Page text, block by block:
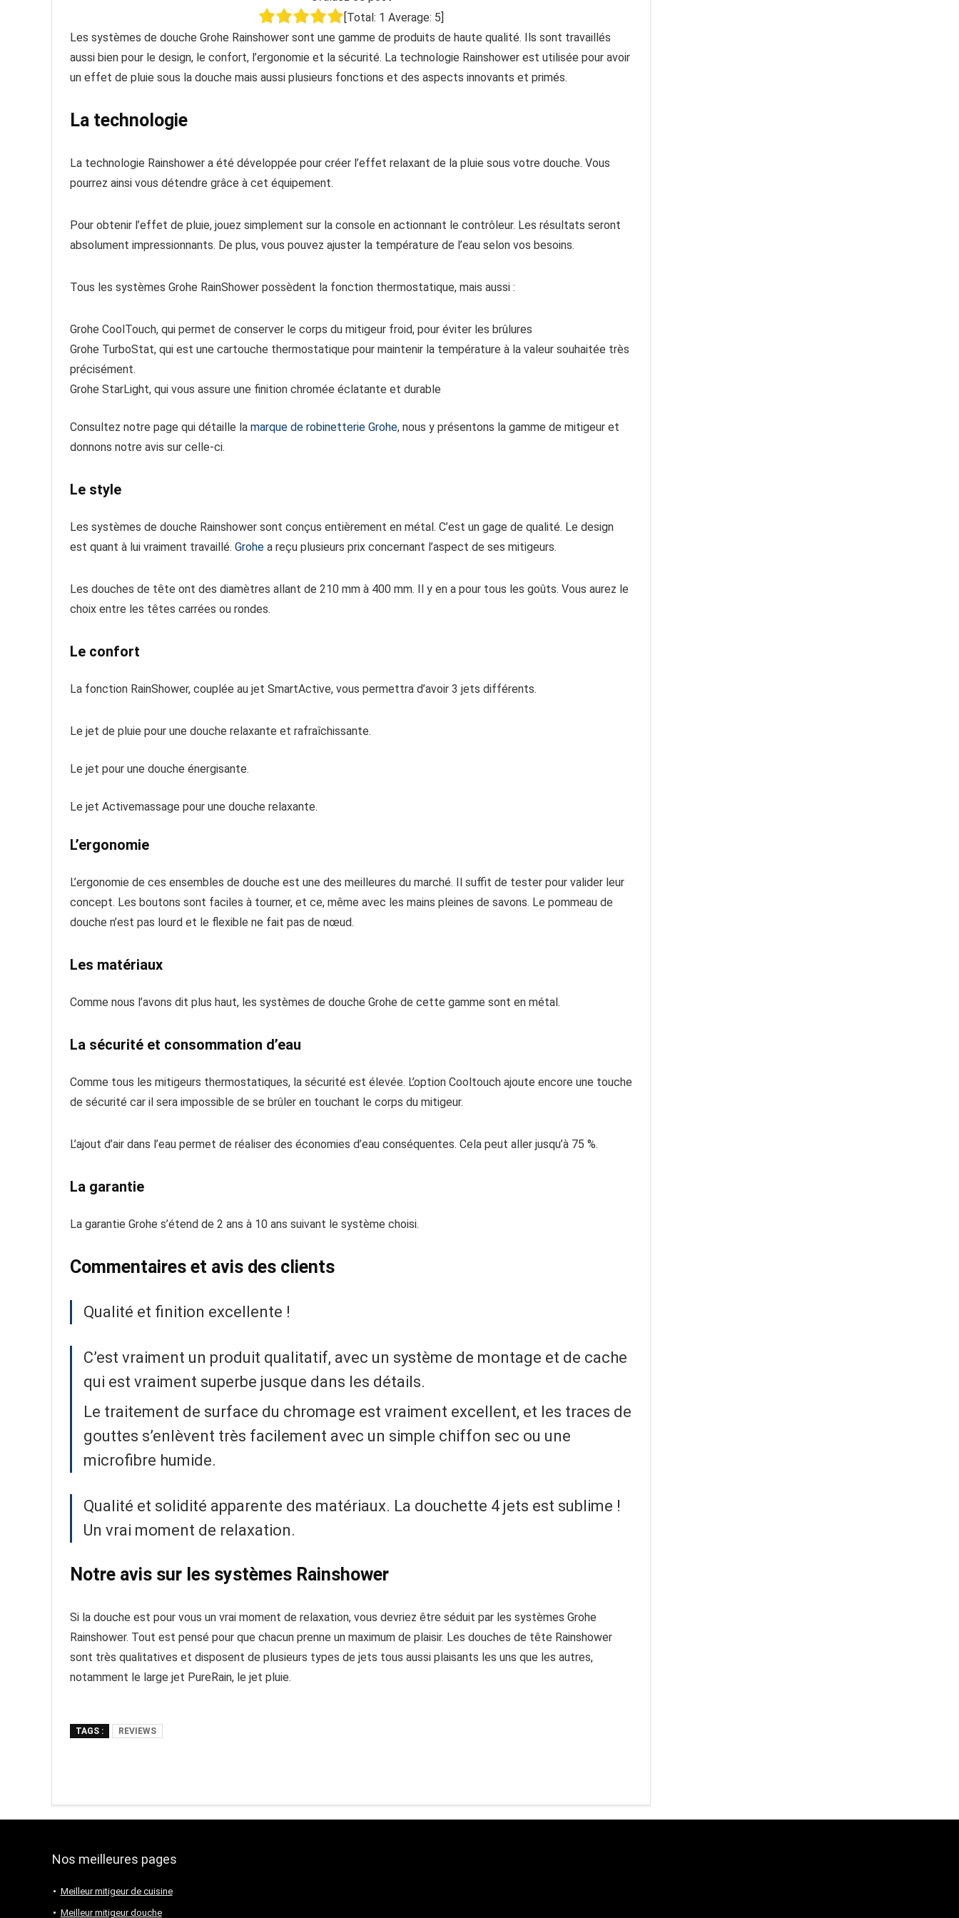
[Total: 1 Average: 5]
Les systèmes de douche Grohe Rainshower sont une gamme de produits de haute qualité. Ils sont travaillés
aussi bien pour le design, le confort, l’ergonomie et la sécurité. La technologie Rainshower est utilisée pour avoir
un effet de pluie sous la douche mais aussi plusieurs fonctions et des aspects innovants et primés.
La technologie
La technologie Rainshower a été développée pour créer l’effet relaxant de la pluie sous votre douche. Vous
pourrez ainsi vous détendre grâce à cet équipement.
Pour obtenir l’effet de pluie, jouez simplement sur la console en actionnant le contrôleur. Les résultats seront
absolument impressionnants. De plus, vous pouvez ajuster la température de l’eau selon vos besoins.
Tous les systèmes Grohe RainShower possèdent la fonction thermostatique, mais aussi :
Grohe CoolTouch, qui permet de conserver le corps du mitigeur froid, pour éviter les brûlures
Grohe TurboStat, qui est une cartouche thermostatique pour maintenir la température à la valeur souhaitée très
précisément.
Grohe StarLight, qui vous assure une finition chromée éclatante et durable
Consultez notre page qui détaille la marque de robinetterie Grohe, nous y présentons la gamme de mitigeur et
donnons notre avis sur celle-ci.
Le style
Les systèmes de douche Rainshower sont conçus entièrement en métal. C’est un gage de qualité. Le design
est quant à lui vraiment travaillé. Grohe a reçu plusieurs prix concernant l’aspect de ses mitigeurs.
Les douches de tête ont des diamètres allant de 210 mm à 400 mm. Il y en a pour tous les goûts. Vous aurez le
choix entre les têtes carrées ou rondes.
Le confort
La fonction RainShower, couplée au jet SmartActive, vous permettra d’avoir 3 jets différents.
Le jet de pluie pour une douche relaxante et rafraîchissante.
Le jet pour une douche énergisante.
Le jet Activemassage pour une douche relaxante.
L’ergonomie
L’ergonomie de ces ensembles de douche est une des meilleures du marché. Il suffit de tester pour valider leur
concept. Les boutons sont faciles à tourner, et ce, même avec les mains pleines de savons. Le pommeau de
douche n’est pas lourd et le flexible ne fait pas de nœud.
Les matériaux
Comme nous l’avons dit plus haut, les systèmes de douche Grohe de cette gamme sont en métal.
La sécurité et consommation d’eau
Comme tous les mitigeurs thermostatiques, la sécurité est élevée. L’option Cooltouch ajoute encore une touche
de sécurité car il sera impossible de se brûler en touchant le corps du mitigeur.
L’ajout d’air dans l’eau permet de réaliser des économies d’eau conséquentes. Cela peut aller jusqu’à 75 %.
La garantie
La garantie Grohe s’étend de 2 ans à 10 ans suivant le système choisi.
Commentaires et avis des clients
Qualité et finition excellente !
C’est vraiment un produit qualitatif, avec un système de montage et de cache
qui est vraiment superbe jusque dans les détails.
Le traitement de surface du chromage est vraiment excellent, et les traces de
gouttes s’enlèvent très facilement avec un simple chiffon sec ou une
microfibre humide.
Qualité et solidité apparente des matériaux. La douchette 4 jets est sublime !
Un vrai moment de relaxation.
Notre avis sur les systèmes Rainshower
Si la douche est pour vous un vrai moment de relaxation, vous devriez être séduit par les systèmes Grohe
Rainshower. Tout est pensé pour que chacun prenne un maximum de plaisir. Les douches de tête Rainshower
sont très qualitatives et disposent de plusieurs types de jets tous aussi plaisants les uns que les autres,
notamment le large jet PureRain, le jet pluie.
TAGS : REVIEWS
Nos meilleures pages
Meilleur mitigeur de cuisine
Meilleur mitigeur douche